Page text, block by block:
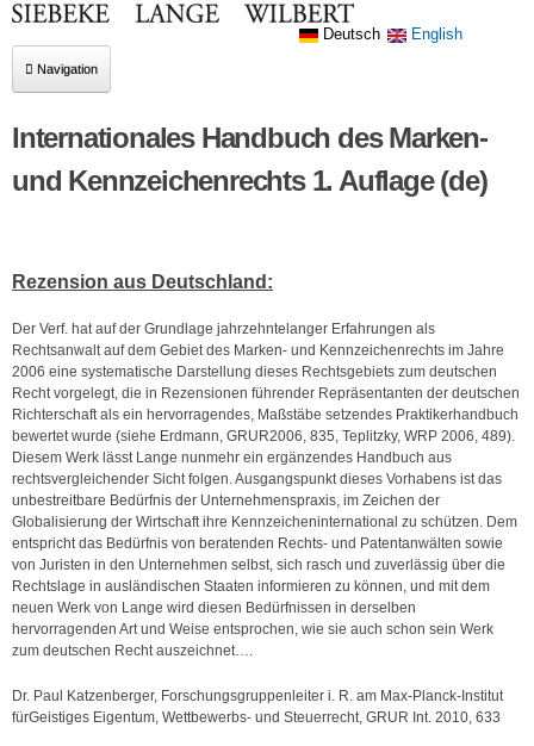
Deutsch English
Navigation
AGB-Recht
Wettbewerbsrecht
Vertriebsrecht
Vertragsrecht
Urheberrecht
Titelrecht (Musik-, Film-, Buch-)
Persönlichkeits- und Medienrecht
Lizenzrecht
Kooperationspartner im Patentrecht
Kartellrecht
Internationales Handbuch des Marken-
und Kennzeichenrechts 1. Auflage (de)
Rezension aus Deutschland:
Der Verf. hat auf der Grundlage jahrzehntelanger Erfahrungen als
Rechtsanwalt auf dem Gebiet des Marken- und Kennzeichenrechts im Jahre
2006 eine systematische Darstellung dieses Rechtsgebiets zum deutschen
Recht vorgelegt, die in Rezensionen führender Repräsentanten der deutschen
Richterschaft als ein hervorragendes, Maßstäbe setzendes Praktikerhandbuch
bewertet wurde (siehe Erdmann, GRUR2006, 835, Teplitzky, WRP 2006, 489).
Diesem Werk lässt Lange nunmehr ein ergänzendes Handbuch aus
rechtsvergleichender Sicht folgen. Ausgangspunkt dieses Vorhabens ist das
unbestreitbare Bedürfnis der Unternehmenspraxis, im Zeichen der
Globalisierung der Wirtschaft ihre Kennzeicheninternational zu schützen. Dem
entspricht das Bedürfnis von beratenden Rechts- und Patentanwälten sowie
von Juristen in den Unternehmen selbst, sich rasch und zuverlässig über die
Rechtslage in ausländischen Staaten informieren zu können, und mit dem
neuen Werk von Lange wird diesen Bedürfnissen in derselben
hervorragenden Art und Weise entsprochen, wie sie auch schon sein Werk
zum deutschen Recht auszeichnet….
Dr. Paul Katzenberger, Forschungsgruppenleiter i. R. am Max-Planck-Institut
fürGeistiges Eigentum, Wettbewerbs- und Steuerrecht, GRUR Int. 2010, 633